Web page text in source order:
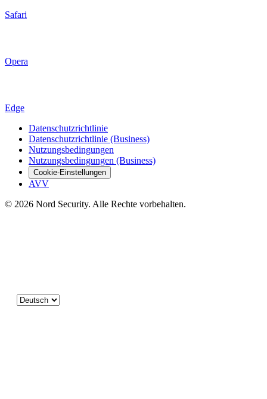
Safari
Opera
Edge
Datenschutzrichtlinie
Datenschutzrichtlinie (Business)
Nutzungsbedingungen
Nutzungsbedingungen (Business)
Cookie-Einstellungen
AVV
© 2026 Nord Security. Alle Rechte vorbehalten.